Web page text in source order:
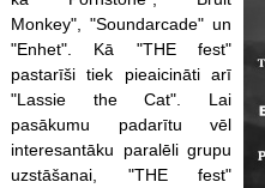
Monkey", "Soundarcade" un
"Enhet". Kā "THE fest"
pastarīši tiek pieaicināti arī
"Lassie the Cat". Lai
pasākumu padarītu vēl
interesantāku paralēli grupu
uzstāšanai, "THE fest"